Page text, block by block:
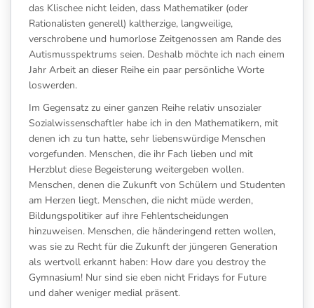
das Klischee nicht leiden, dass Mathematiker (oder
Rationalisten generell) kaltherzige, langweilige,
verschrobene und humorlose Zeitgenossen am Rande des
Autismusspektrums seien. Deshalb möchte ich nach einem
Jahr Arbeit an dieser Reihe ein paar persönliche Worte
loswerden.
Im Gegensatz zu einer ganzen Reihe relativ unsozialer
Sozialwissenschaftler habe ich in den Mathematikern, mit
denen ich zu tun hatte, sehr liebenswürdige Menschen
vorgefunden. Menschen, die ihr Fach lieben und mit
Herzblut diese Begeisterung weitergeben wollen.
Menschen, denen die Zukunft von Schülern und Studenten
am Herzen liegt. Menschen, die nicht müde werden,
Bildungspolitiker auf ihre Fehlentscheidungen
hinzuweisen. Menschen, die händeringend retten wollen,
was sie zu Recht für die Zukunft der jüngeren Generation
als wertvoll erkannt haben: How dare you destroy the
Gymnasium! Nur sind sie eben nicht Fridays for Future
und daher weniger medial präsent.